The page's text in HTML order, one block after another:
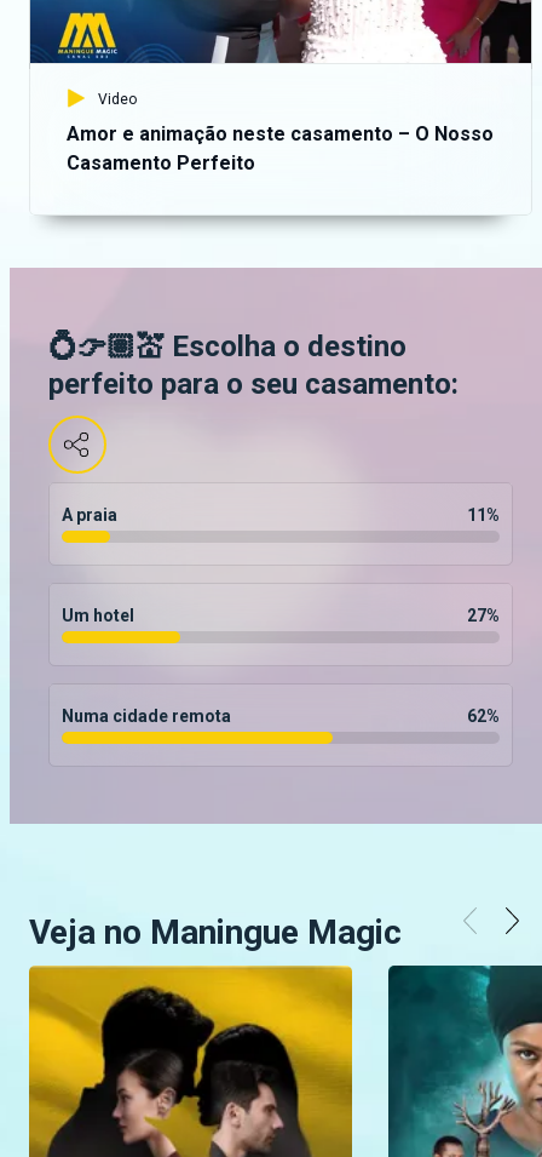
Video
Amor e animação neste casamento – O Nosso
Casamento Perfeito
💍👉🏽💒 Escolha o destino
perfeito para o seu casamento:
A praia 11%
Um hotel 27%
Numa cidade remota 62%
Veja no Maningue Magic